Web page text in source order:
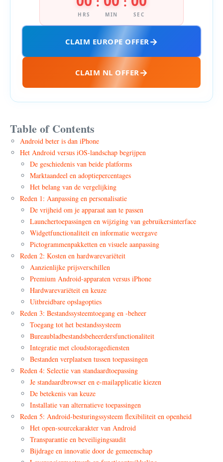
HRS MIN SEC
CLAIM EUROPE OFFER
CLAIM NL OFFER
Table of Contents
Android beter is dan iPhone
Het Android versus iOS-landschap begrijpen
De geschiedenis van beide platforms
Marktaandeel en adoptiepercentages
Het belang van de vergelijking
Reden 1: Aanpassing en personalisatie
De vrijheid om je apparaat aan te passen
Launchertoepassingen en wijziging van gebruikersinterface
Widgetfunctionaliteit en informatie weergave
Pictogrammenpakketten en visuele aanpassing
Reden 2: Kosten en hardwarevariëteit
Aanzienlijke prijsverschillen
Premium Android-apparaten versus iPhone
Hardwarevariëteit en keuze
Uitbreidbare opslagopties
Reden 3: Bestandssysteemtoegang en -beheer
Toegang tot het bestandssysteem
Bureaubladbestandsbeheerdersfunctionaliteit
Integratie met cloudstoragediensten
Bestanden verplaatsen tussen toepassingen
Reden 4: Selectie van standaardtoepassing
Je standaardbrowser en e-mailapplicatie kiezen
De betekenis van keuze
Installatie van alternatieve toepassingen
Reden 5: Android-besturingssysteem flexibiliteit en openheid
Het open-sourcekarakter van Android
Transparantie en beveiligingsaudit
Bijdrage en innovatie door de gemeenschap